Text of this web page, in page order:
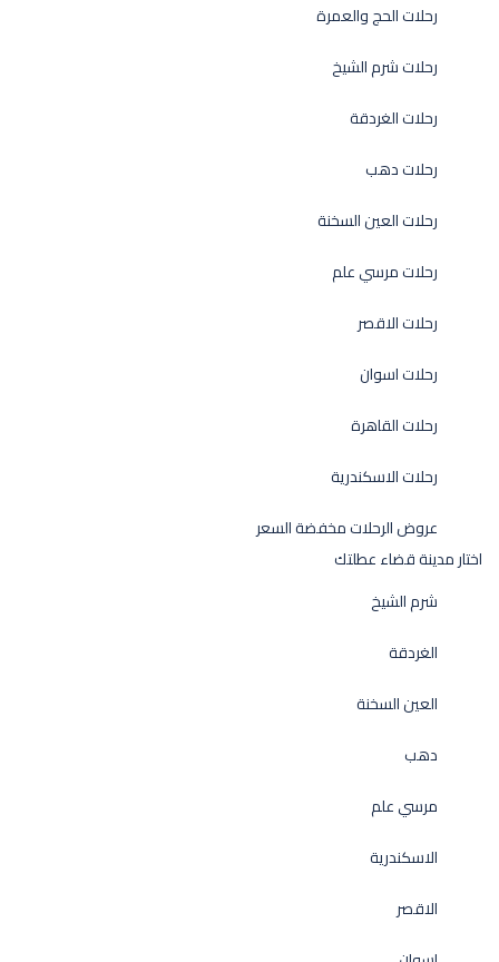
رحلات الحج والعمرة
رحلات شرم الشيخ
رحلات الغردقة
رحلات دهب
رحلات العين السخنة
رحلات مرسي علم
رحلات الاقصر
رحلات اسوان
رحلات القاهرة
رحلات الاسكندرية
عروض الرحلات مخفضة السعر
اختار مدينة قضاء عطلتك
شرم الشيخ
الغردقة
العين السخنة
دهب
مرسي علم
الاسكندرية
الاقصر